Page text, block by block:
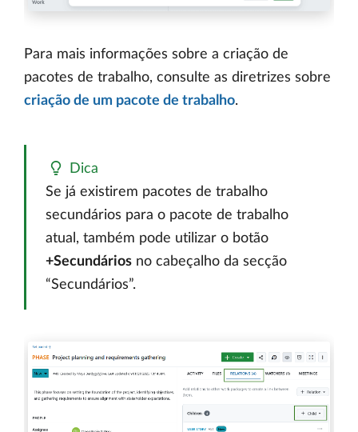
Para mais informações sobre a criação de
pacotes de trabalho, consulte as diretrizes sobre
criação de um pacote de trabalho.
Dica
Se já existirem pacotes de trabalho
secundários para o pacote de trabalho
atual, também pode utilizar o botão
+Secundários no cabeçalho da secção
“Secundários”.